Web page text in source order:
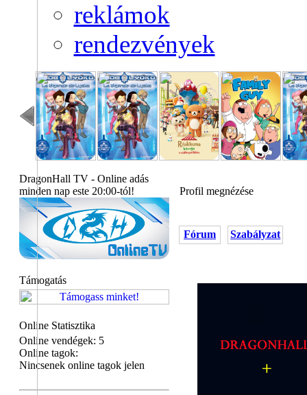
reklámok
rendezvények
DragonHall TV - Online adás
minden nap este 20:00-tól!
Támogatás
Online Statisztika
Online vendégek: 5
Online tagok:
Nincsenek online tagok jelen
Profil megnézése
Fórum Szabályzat